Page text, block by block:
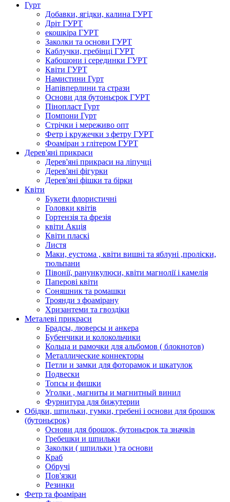
Гурт
Добавки, ягідки, калина ГУРТ
Дріт ГУРТ
екошкіра ГУРТ
Заколки та основи ГУРТ
Каблучки, гребінці ГУРТ
Кабошони і серединки ГУРТ
Квіти ГУРТ
Намистини Гурт
Напівперлини та стрази
Основи для бутоньєрок ГУРТ
Пінопласт Гурт
Помпони Гурт
Стрічки і мереживо опт
Фетр і кружечки з фетру ГУРТ
Фоаміран з глітером ГУРТ
Дерев'яні прикраси
Дерев'яні прикраси на ліпучці
Дерев'яні фігурки
Дерев'яні фішки та бірки
Квіти
Букети флористичні
Головки квітів
Гортензія та фрезія
квіти Акція
Квіти пласкі
Листя
Маки, еустома , квіти вишні та яблуні ,проліски,
тюльпани
Півонії, ранункулюси, квіти магнолії і камелія
Паперові квіти
Соняшник та ромашки
Троянди з фоамірану
Хризантеми та гвоздіки
Металеві прикраси
Брадсы, люверсы и анкера
Бубенчики и колокольчики
Кольца и рамочки для альбомов ( блокнотов)
Металлические коннекторы
Петли и замки для фоторамок и шкатулок
Подвески
Топсы и фишки
Уголки , магниты и магнитный винил
Фурнитура для бижутерии
Обідки, шпильки, гумки, гребені і основи для брошок
(бутоньєрок)
Основи для брошок, бутоньєрок та значків
Гребешки и шпильки
Заколки ( шпильки ) та основи
Краб
Обручі
Пов'язки
Резинки
Фетр та фоаміран